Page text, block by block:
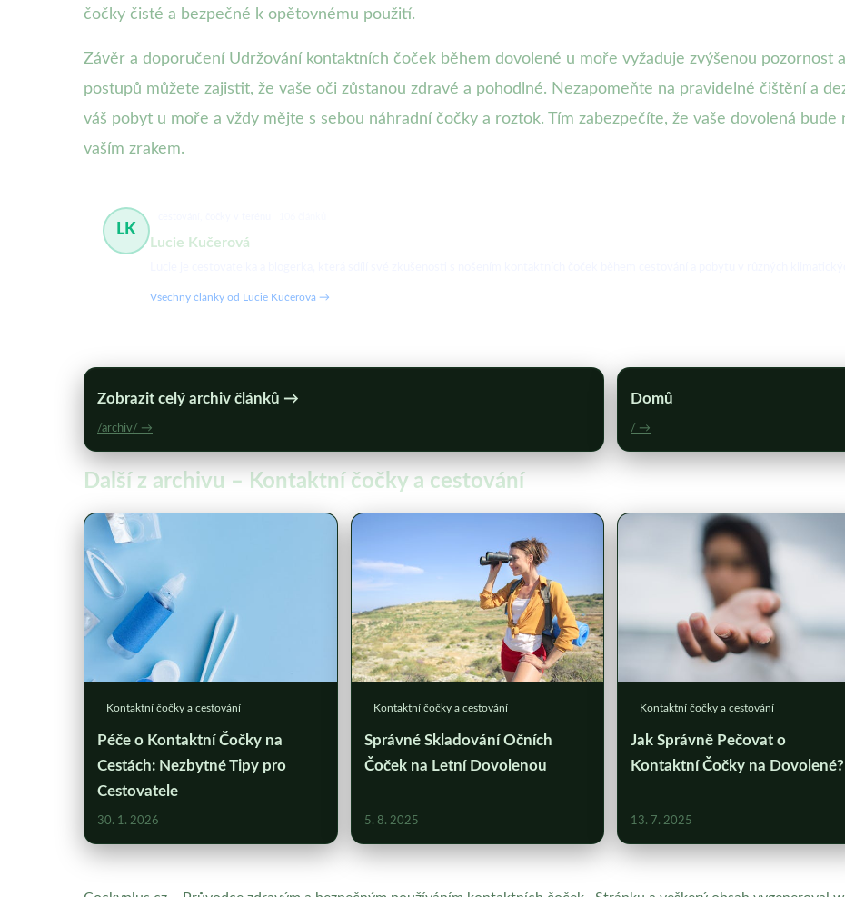
čočky čisté a bezpečné k opětovnému použití.
Závěr a doporučení Udržování kontaktních čoček během dovolené u moře vyžaduje zvýšenou pozornost
postupů můžete zajistit, že vaše oči zůstanou zdravé a pohodlné. Nezapomeňte na pravidelné čištění a
váš pobyt u moře a vždy mějte s sebou náhradní čočky a roztok. Tím zabezpečíte, že vaše dovolená
vaším zrakem.
LK
Lucie Kučerová
Všechny články od Lucie Kučerová →
Zobrazit celý archiv článků →
/archiv/ →
Domů
/ →
Další z archivu – Kontaktní čočky a cestování
Kontaktní čočky a cestování
Péče o Kontaktní Čočky na
Cestách: Nezbytné Tipy pro
Cestovatele
30. 1. 2026
Kontaktní čočky a cestování
Správné Skladování Očních
Čoček na Letní Dovolenou
5. 8. 2025
Kontaktní čočky a cestování
Jak Správně Pečovat o
Kontaktní Čočky na Dovolené?
13. 7. 2025